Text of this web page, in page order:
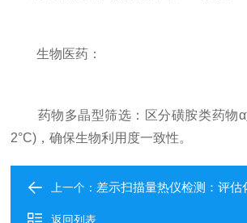
生物医药：
药物多晶型筛选：区分磺胺类药物α
2°C)，确保生物利用度一致性。
上一个： 差示扫描量热仪检测：评估化学
返回列表